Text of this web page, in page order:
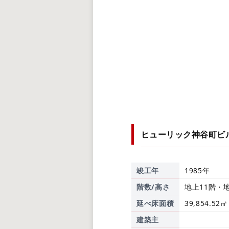
ヒューリック神谷町ビ
竣工年
1985年
階数/高さ
地上11階・
延べ床面積
39,854.52㎡
建築主